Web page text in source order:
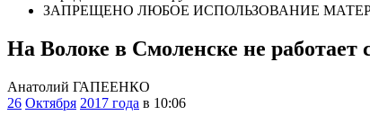
ЗАПРЕЩЕНО ЛЮБОЕ ИСПОЛЬЗОВАНИЕ
На Волоке в Смоленске не работает
Анатолий ГАПЕЕНКО
26 Октября 2017 года в 10:06